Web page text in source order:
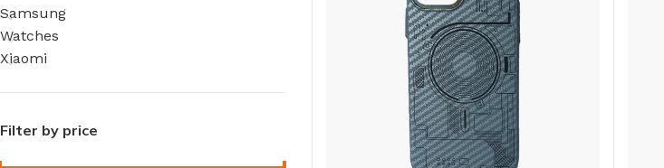
Samsung
Watches
Xiaomi
Filter by price